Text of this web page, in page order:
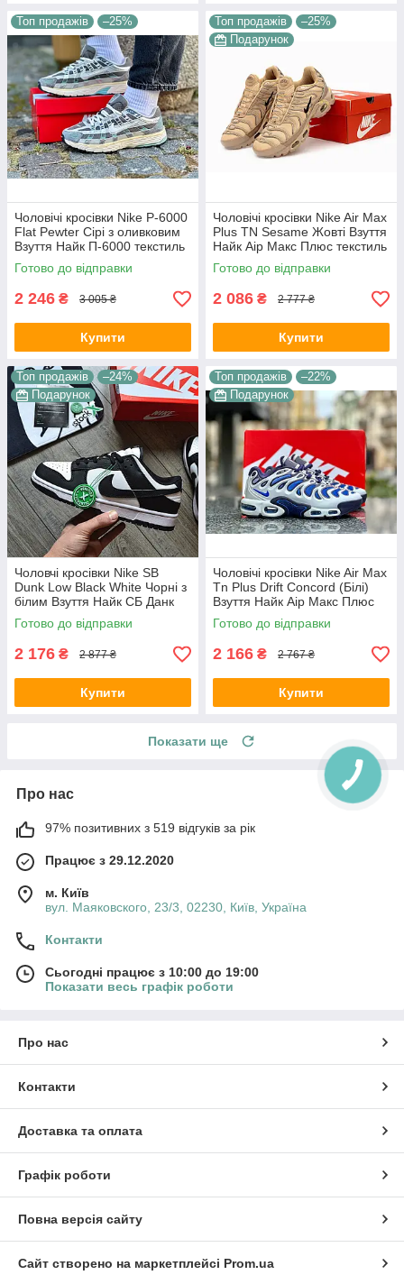
Топ продажів –25%
Чоловічі кросівки Nike P-6000
Flat Pewter Сірі з оливковим
Взуття Найк П-6000 текстиль
сітка повсякденні демісезон
Готово до відправки
2 246 ₴ 3 005 ₴
Купити
Топ продажів
–25%
Подарунок
Чоловічі кросівки Nike Air Max
Plus TN Sesame Жовті Взуття
Найк Аір Макс Плюс текстиль
шкіра демісезон
Готово до відправки
2 086 ₴ 2 777 ₴
Купити
Топ продажів
–24%
Подарунок
Чоловчі кросівки Nike SB
Dunk Low Black White Чорні з
білим Взуття Найк СБ Данк
Лоу текстиль шкіра демісезон
Готово до відправки
2 176 ₴ 2 877 ₴
Купити
Топ продажів
–22%
Подарунок
Чоловічі кросівки Nike Air Max
Tn Plus Drift Concord (Білі)
Взуття Найк Аір Макс Плюс
текстиль шкіра демісезон
Готово до відправки
2 166 ₴ 2 767 ₴
Купити
Показати ще
Про нас
97% позитивних з 519 відгуків за рік
Працює з 29.12.2020
м. Київ
вул. Маяковского, 23/3, 02230, Київ, Україна
Контакти
Сьогодні працює з 10:00 до 19:00
Показати весь графік роботи
Про нас
Контакти
Доставка та оплата
Графік роботи
Повна версія сайту
Сайт створено на маркетплейсі Prom.ua